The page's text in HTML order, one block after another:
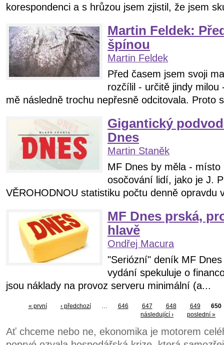
korespondenci a s hrůzou jsem zjistil, že jsem
Martin Feldek:
špínou
Martin Feldek
Před časem jsem svoji
rozčílil - určitě jindy milou
mě následně trochu nepřesně odcitovala. Proto
Gigantický
Dnes
Martin Staněk
MF Dnes by měla - místo
osočování lidí, jako je J.
VĚROHODNOU statistiku počtu denně opravdu
MF Dnes prská,
hlavě
Ondřej Macura
"Seriózní" deník MF
vydání spekuluje o
jsou náklady na provoz serveru minimální (a...
« první ‹ předchozí … 646 647 648 649
650
následující ›
poslední »
Ať chceme nebo ne, ekonomika je motorem